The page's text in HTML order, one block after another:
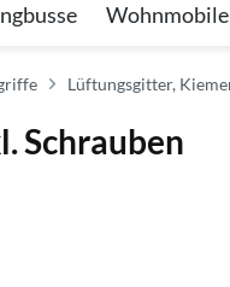
Wohnmobile
Lüftungsgitter,
Schrauben